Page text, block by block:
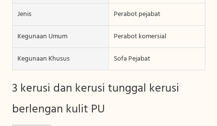
Jenis
Perabot pejabat
Kegunaan Umum
Perabot komersial
Kegunaan Khusus
Sofa Pejabat
3 kerusi dan kerusi tunggal kerusi
berlengan kulit PU